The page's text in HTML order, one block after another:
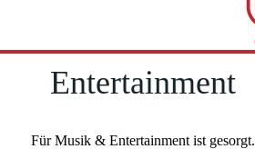
Entertainment
Für Musik & Entertainment ist gesorgt.